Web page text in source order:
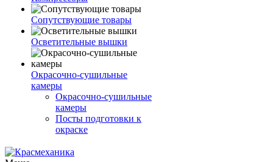
Сопутствующие товары
Осветительные вышки
Окрасочно-сушильные
камеры
Окрасочно-сушильные
камеры
Посты подготовки к
окраске